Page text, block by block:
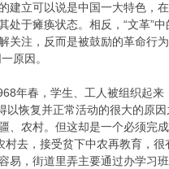
建立可以说是中国一大特色，
处于瘫痪状态。相反，“文革”
关注，反而是被鼓励的革命行
原因。
春，学生、工人被组织起来
恢复并正常活动的很大的原
、农村。但这却是一个必须完
去，接受贫下中农再教育，很
易，街道里弄主要通过办学习